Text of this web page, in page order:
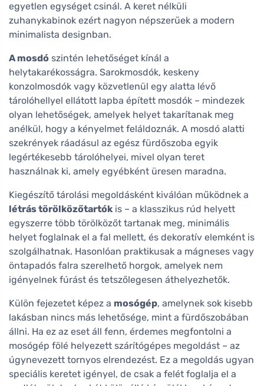
egyetlen egységet csinál. A keret nélküli
zuhanykabinok ezért nagyon népszerűek a modern
minimalista designban.
A mosdó szintén lehetőséget kínál a
helytakarékosságra. Sarokmosdók, keskeny
konzolmosdók vagy közvetlenül egy alatta lévő
tárolóhellyel ellátott lapba épített mosdók – mindezek
olyan lehetőségek, amelyek helyet takarítanak meg
anélkül, hogy a kényelmet feláldoznák. A mosdó alatti
szekrények ráadásul az egész fürdőszoba egyik
legértékesebb tárolóhelyei, mivel olyan teret
használnak ki, amely egyébként üresen maradna.
Kiegészítő tárolási megoldásként kiválóan működnek a
létrás törölközőtartók is – a klasszikus rúd helyett
egyszerre több törölközőt tartanak meg, minimális
helyet foglalnak el a fal mellett, és dekoratív elemként is
szolgálhatnak. Hasonlóan praktikusak a mágneses vagy
öntapadós falra szerelhető horgok, amelyek nem
igényelnek fúrást és tetszőlegesen áthelyezhetők.
Külön fejezetet képez a mosógép, amelynek sok kisebb
lakásban nincs más lehetősége, mint a fürdőszobában
állni. Ha ez az eset áll fenn, érdemes megfontolni a
mosógép fölé helyezett szárítógépes megoldást – az
úgynevezett tornyos elrendezést. Ez a megoldás ugyan
speciális keretet igényel, de csak a felét foglalja el a